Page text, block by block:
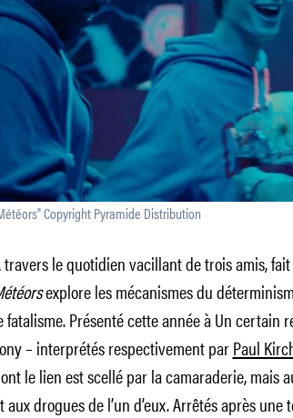
Copyright Pyramide Distribution
travers le quotidien vacillant de trois amis,
explore les mécanismes du
fatalisme. Présenté cette année à Un certain
– interprétés respectivement parPaul
le lien est scellé par la camaraderie, mais
aux drogues de l’un d’eux. Arrêtés après